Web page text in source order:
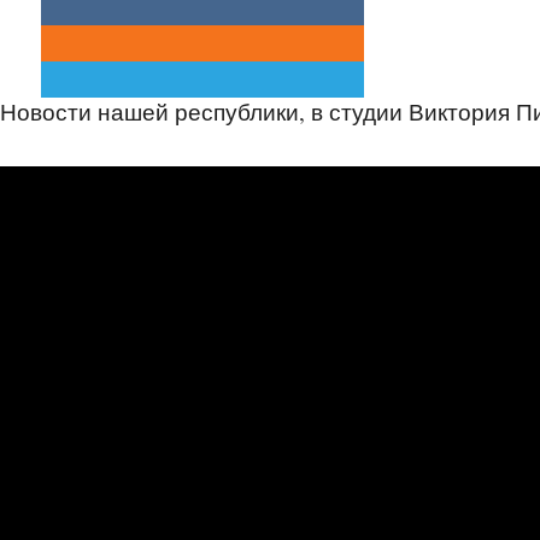
Новости нашей республики, в студии Виктория